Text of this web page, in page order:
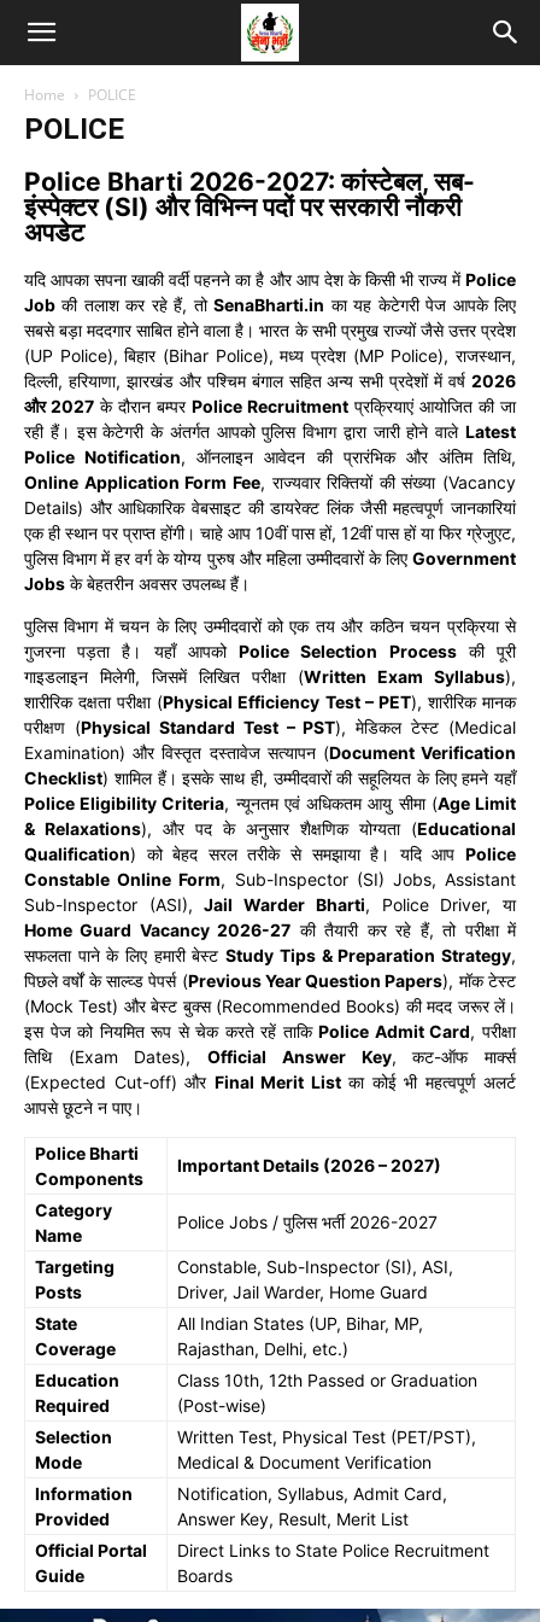
Home POLICE
POLICE
Police Bharti 2026-2027: कांस्टेबल, सब-
इंस्पेक्टर (SI) और विभिन्न पदों पर सरकारी नौकरी
अपडेट
यदि आपका सपना खाकी वर्दी पहनने का है और आप देश के किसी भी राज्य मेंPolice
Job की तलाश कर रहे हैं, तोSenaBharti.in का यह केटेगरी पेज आपके लिए
सबसे बड़ा मददगार साबित होने वाला है। भारत के सभी प्रमुख राज्यों जैसे उत्तर प्रदेश
(UP Police), बिहार (Bihar Police), मध्य प्रदेश (MP Police), राजस्थान,
दिल्ली, हरियाणा, झारखंड और पश्चिम बंगाल सहित अन्य सभी प्रदेशों में वर्ष 2026
और 2027 के दौरान बम्पर Police Recruitment प्रक्रियाएं आयोजित की जा
रही हैं। इस केटेगरी के अंतर्गत आपको पुलिस विभाग द्वारा जारी होने वाले Latest
Police Notification, ऑनलाइन आवेदन की प्रारंभिक और अंतिम तिथि,
Online Application Form Fee, राज्यवार रिक्तियों की संख्या (Vacancy
Details) और आधिकारिक वेबसाइट की डायरेक्ट लिंक जैसी महत्वपूर्ण जानकारियां
एक ही स्थान पर प्राप्त होंगी। चाहे आप 10वीं पास हों, 12वीं पास हों या फिर ग्रेजुएट,
पुलिस विभाग में हर वर्ग के योग्य पुरुष और महिला उम्मीदवारों के लिएGovernment
Jobs के बेहतरीन अवसर उपलब्ध हैं।
पुलिस विभाग में चयन के लिए उम्मीदवारों को एक तय और कठिन चयन प्रक्रिया से
गुजरना पड़ता है। यहाँ आपकोPolice Selection Processकी पूरी
गाइडलाइन मिलेगी, जिसमें लिखित परीक्षा (Written Exam Syllabus),
शारीरिक दक्षता परीक्षा (Physical Efficiency Test – PET), शारीरिक मानक
परीक्षण (Physical Standard Test – PST), मेडिकल टेस्ट (Medical
Examination) और विस्तृत दस्तावेज सत्यापन (Document Verification
Checklist) शामिल हैं। इसके साथ ही, उम्मीदवारों की सहूलियत के लिए हमने यहाँ
Police Eligibility Criteria, न्यूनतम एवं अधिकतम आयु सीमा (Age Limit
& Relaxations), और पद के अनुसार शैक्षणिक योग्यता (Educational
Qualification) को बेहद सरल तरीके से समझाया है। यदि आप Police
Constable Online Form, Sub-Inspector (SI) Jobs, Assistant
Sub-Inspector (ASI),Jail Warder Bharti, Police Driver, या
Home Guard Vacancy 2026-27 की तैयारी कर रहे हैं, तो परीक्षा में
सफलता पाने के लिए हमारी बेस्टStudy Tips & Preparation Strategy,
पिछले वर्षों के साल्व्ड पेपर्स (Previous Year Question Papers), मॉक टेस्ट
(Mock Test) और बेस्ट बुक्स (Recommended Books) की मदद जरूर लें।
इस पेज को नियमित रूप से चेक करते रहें ताकिPolice Admit Card, परीक्षा
तिथि (Exam Dates),Official Answer Key, कट-ऑफ मार्क्स
(Expected Cut-off) और Final Merit Listका कोई भी महत्वपूर्ण अलर्ट
आपसे छूटने न पाए।
Police Bharti
Components
Important Details (2026 – 2027)
Category
Name
Police Jobs / पुलिस भर्ती 2026-2027
Targeting
Posts
Constable, Sub-Inspector (SI), ASI,
Driver, Jail Warder, Home Guard
State
Coverage
All Indian States (UP, Bihar, MP,
Rajasthan, Delhi, etc.)
Education
Required
Class 10th, 12th Passed or Graduation
(Post-wise)
Selection
Mode
Written Test, Physical Test (PET/PST),
Medical & Document Verification
Information
Provided
Notification, Syllabus, Admit Card,
Answer Key, Result, Merit List
Official Portal
Guide
Direct Links to State Police Recruitment
Boards